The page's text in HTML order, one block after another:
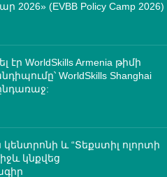
(EVBB Policy Camp 2026)
WorldSkills Armenia թիմի
WorldSkills Shanghai
և “Տեքստիլ ոլորտի
կնքվեց